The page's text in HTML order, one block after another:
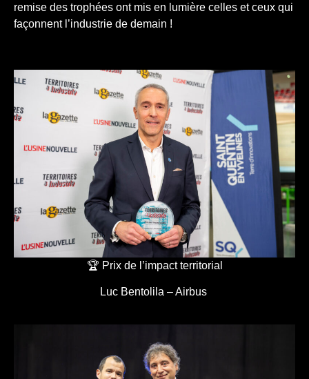
remise des trophées ont mis en lumière celles et ceux qui
façonnent l’industrie de demain !
🏆 Prix de l’impact territorial
Luc Bentolila – Airbus